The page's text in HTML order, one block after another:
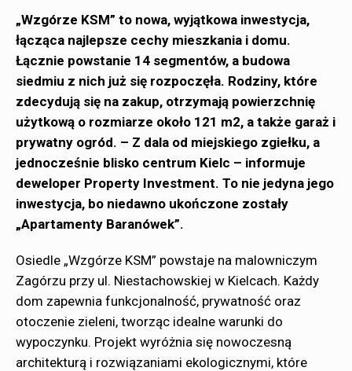
„Wzgórze KSM” to nowa, wyjątkowa inwestycja,
łącząca najlepsze cechy mieszkania i domu.
Łącznie powstanie 14 segmentów, a budowa
siedmiu z nich już się rozpoczęła. Rodziny, które
zdecydują się na zakup, otrzymają powierzchnię
użytkową o rozmiarze około 121 m2, a także garaż i
prywatny ogród. – Z dala od miejskiego zgiełku, a
jednocześnie blisko centrum Kielc – informuje
deweloper Property Investment. To nie jedyna jego
inwestycja, bo niedawno ukończone zostały
„Apartamenty Baranówek”.
Osiedle „Wzgórze KSM” powstaje na malowniczym
Zagórzu przy ul. Niestachowskiej w Kielcach. Każdy
dom zapewnia funkcjonalność, prywatność oraz
otoczenie zieleni, tworząc idealne warunki do
wypoczynku. Projekt wyróżnia się nowoczesną
architekturą i rozwiązaniami ekologicznymi, które